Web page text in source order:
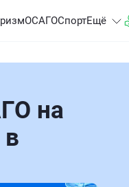
ОСАГОСпортЕщё
на